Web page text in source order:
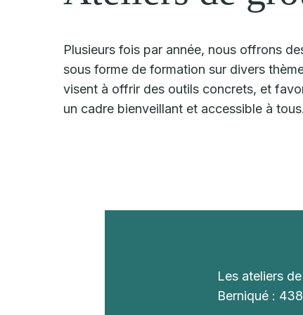
Plusieurs fois par année, nous offrons
sous forme de formation sur divers
visent à offrir des outils concrets, et
un cadre bienveillant et accessible à tous.
Les ateliers
Berniqué :